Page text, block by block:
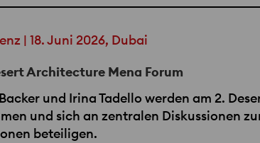
| 18. Juni 2026, Dubai
Architecture Mena Forum
und Irina Tadello werden am 2.
und sich an zentralen Diskussionen
beteiligen.